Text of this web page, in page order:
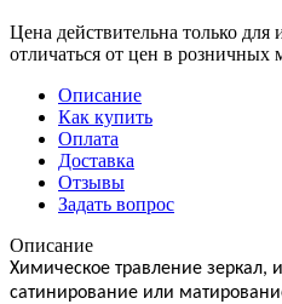
Цена действительна только
отличаться от цен в розничных
Описание
Как купить
Оплата
Доставка
Отзывы
Задать вопрос
Описание
Химическое травление зеркал,
сатинирование или